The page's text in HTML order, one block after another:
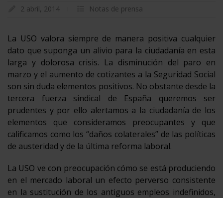
2 abril, 2014 Notas de prensa
La USO valora siempre de manera positiva cualquier
dato que suponga un alivio para la ciudadanía en esta
larga y dolorosa crisis. La disminución del paro en
marzo y el aumento de cotizantes a la Seguridad Social
son sin duda elementos positivos. No obstante desde la
tercera fuerza sindical de España queremos ser
prudentes y por ello alertamos a la ciudadanía de los
elementos que consideramos preocupantes y que
calificamos como los “daños colaterales” de las políticas
de austeridad y de la última reforma laboral.
La USO ve con preocupación cómo se está produciendo
en el mercado laboral un efecto perverso consistente
en la sustitución de los antiguos empleos indefinidos,